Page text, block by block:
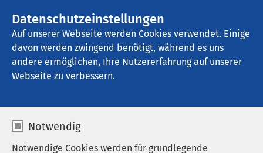
Datenschutzeinstellungen
Auf unserer Webseite werden Cookies verwendet. Einige
davon werden zwingend benötigt, während es uns
andere ermöglichen, Ihre Nutzererfahrung auf unserer
Webseite zu verbessern.
Notwendig
Notwendige Cookies werden für grundlegende
AMEOS Klinikum Staßfurt